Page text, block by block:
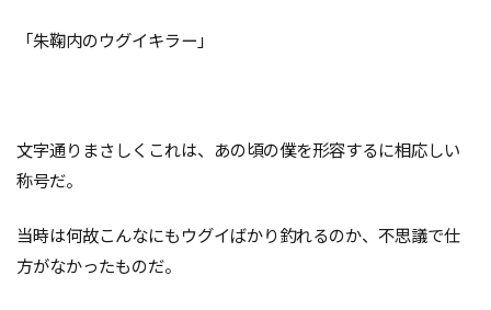
「朱鞠内のウグイキラー」
文字通りまさしくこれは、あの頃の僕を形容するに相応しい
称号だ。
当時は何故こんなにもウグイばかり釣れるのか、不思議で仕
方がなかったものだ。